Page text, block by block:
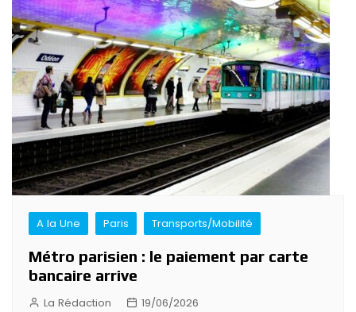
A la Une Paris Transports/Mobilité
Métro parisien : le paiement par carte
bancaire arrive
La Rédaction 19/06/2026